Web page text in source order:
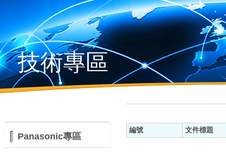
技術專區
Panasonic專區
編號 文件標題